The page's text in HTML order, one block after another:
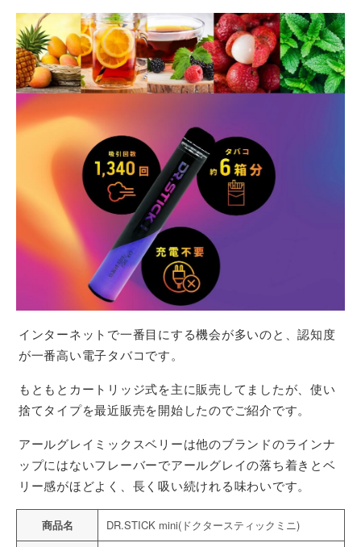
インターネットで一番目にする機会が多いのと、認知度
が一番高い電子タバコです。
もともとカートリッジ式を主に販売してましたが、使い
捨てタイプを最近販売を開始したのでご紹介です。
アールグレイミックスベリーは他のブランドのラインナ
ップにはないフレーバーでアールグレイの落ち着きとベ
リー感がほどよく、長く吸い続けれる味わいです。
商品名 DR.STICK mini(ドクタースティックミニ)